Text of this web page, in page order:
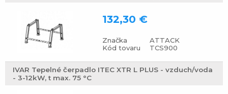
Značka
ATTACK
Kód tovaru
TCS900
132,30 €
IVAR Tepelné čerpadlo ITEC XTR L PLUS - vzduch/voda
- 3-12kW, t max. 75 °C